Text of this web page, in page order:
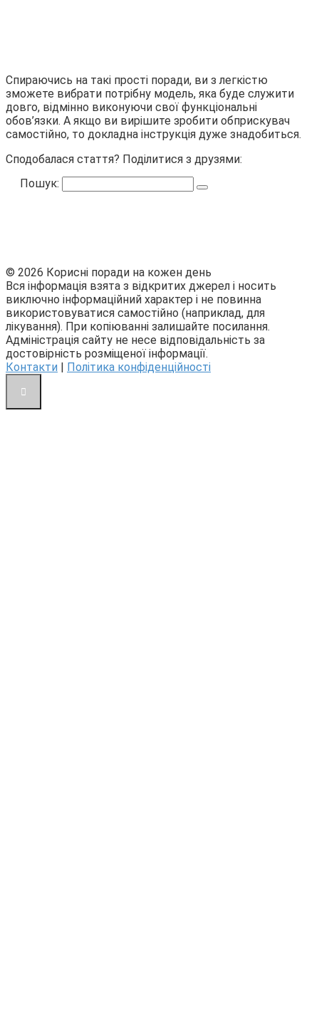
Спираючись на такі прості поради, ви з легкістю
зможете вибрати потрібну модель, яка буде служити
довго, відмінно виконуючи свої функціональні
обов’язки. А якщо ви вирішите зробити обприскувач
самостійно, то докладна інструкція дуже знадобиться.
Сподобалася стаття? Поділитися з друзями:
Пошук:
© 2026 Корисні поради на кожен день
Вся інформація взята з відкритих джерел і носить
виключно інформаційний характер і не повинна
використовуватися самостійно (наприклад, для
лікування). При копіюванні залишайте посилання.
Адміністрація сайту не несе відповідальність за
достовірність розміщеної інформації.
Контакти | Політика конфіденційності